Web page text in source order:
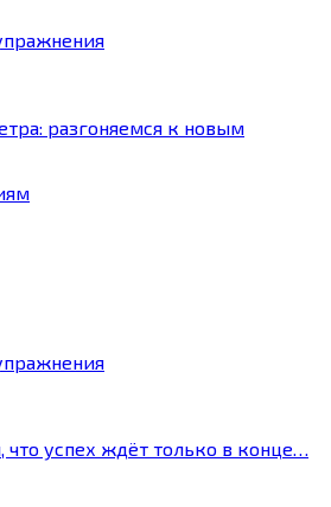
разгоняемся к новым
что успех ждёт только в конце…